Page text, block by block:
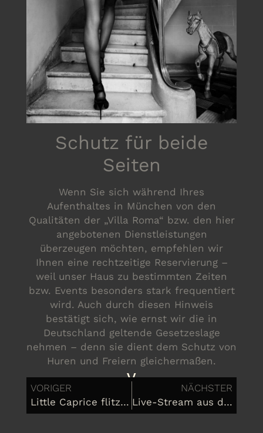
Schutz für beide
Seiten
Wenn Sie sich während Ihres
Aufenthaltes in München von den
Qualitäten der „Villa Roma“ bzw. den hier
angebotenen Dienstleistungen
überzeugen möchten, empfehlen wir
Ihnen eine rechtzeitige Reservierung –
weil unser Haus zu bestimmten Zeiten
bzw. Events besonders stark frequentiert
wird. Auch durch diesen Hinweis
bestätigt sich, wie ernst wir die in
Deutschland geltende Gesetzeslage
nehmen – denn sie dient dem Schutz von
Huren und Freiern gleichermaßen.
y
VORIGER
Little Caprice flitzt für „Almdudler“
NÄCHSTER
Live-Stream aus dem Puff oder gut gemachtes Sex-Movie?